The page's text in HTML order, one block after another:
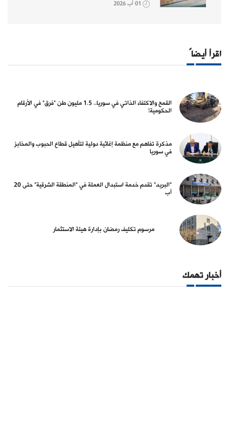
01 آب 2026
اقرأ أيضاً
القمح والاكتفاء الذاتي في سوريا.. 1.5 مليون طن "فرق" في الأرقام
الحكومية!
مذكرة تفاهم مع منظمة إغاثية دولية لتأهيل قطاع الحبوب والمخابز
في سوريا
"البريد" تقدم خدمة استبدال العملة في "المنطقة الشرقية" حتى 20
آب
مرسوم تكليف رمضان بإدارة هيئة الاستثمار
أخبار تهمك